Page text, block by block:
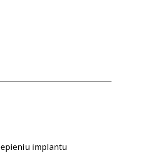
implantu